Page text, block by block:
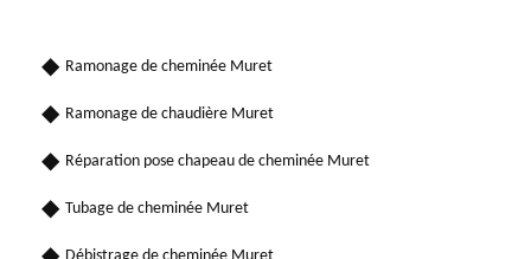
Ramonage de cheminée Muret
Ramonage de chaudière Muret
Réparation pose chapeau de cheminée Muret
Tubage de cheminée Muret